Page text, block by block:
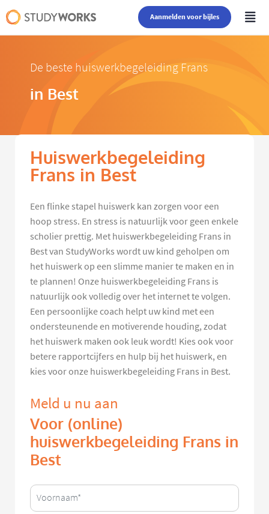
Aanmelden voor bijles
De beste huiswerkbegeleiding Frans
in Best
Huiswerkbegeleiding
Frans in Best
Een flinke stapel huiswerk kan zorgen voor een
hoop stress. En stress is natuurlijk voor geen enkele
scholier prettig. Met huiswerkbegeleiding Frans in
Best van StudyWorks wordt uw kind geholpen om
het huiswerk op een slimme manier te maken en in
te plannen! Onze huiswerkbegeleiding Frans is
natuurlijk ook volledig over het internet te volgen.
Een persoonlijke coach helpt uw kind met een
ondersteunende en motiverende houding, zodat
het huiswerk maken ook leuk wordt! Kies ook voor
betere rapportcijfers en hulp bij het huiswerk, en
kies voor onze huiswerkbegeleiding Frans in Best.
Meld u nu aan
Voor (online)
huiswerkbegeleiding Frans in
Best